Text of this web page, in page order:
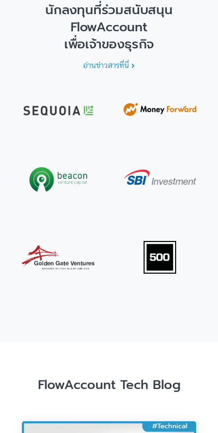
นักลงทุนที่ร่วมสนับสนุน
FlowAccount
เพื่อเจ้าของธุรกิจ
อ่านข่าวสารที่นี่
FlowAccount Tech Blog